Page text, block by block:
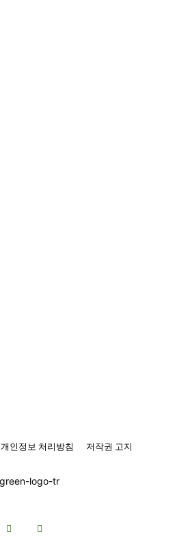
개인정보 처리방침 저작권 고지